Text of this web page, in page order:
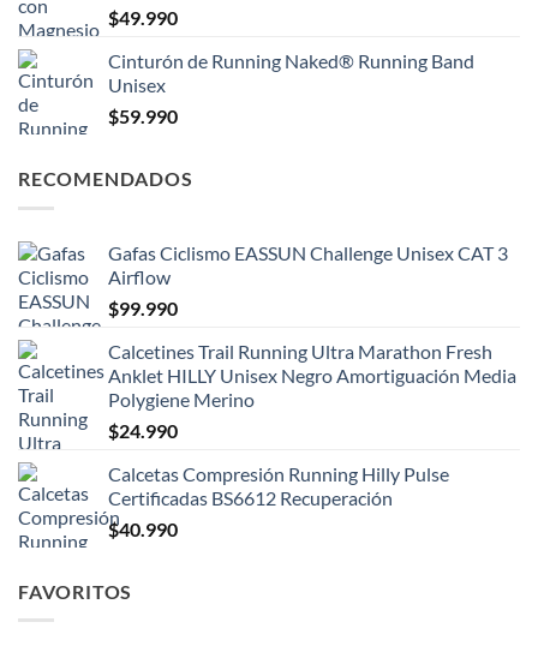
$49.990
Cinturón de Running Naked® Running Band
Unisex
$59.990
RECOMENDADOS
Gafas Ciclismo EASSUN Challenge Unisex CAT 3
Airflow
$99.990
Calcetines Trail Running Ultra Marathon Fresh
Anklet HILLY Unisex Negro Amortiguación Media
Polygiene Merino
$24.990
Calcetas Compresión Running Hilly Pulse
Certificadas BS6612 Recuperación
$40.990
FAVORITOS